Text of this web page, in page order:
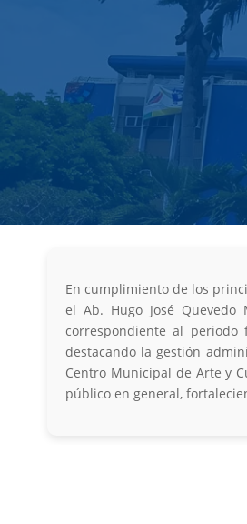
En cumplimiento de los
el Ab. Hugo José
correspondiente al periodo
destacando la gestión
Centro Municipal de Arte y
público en general,